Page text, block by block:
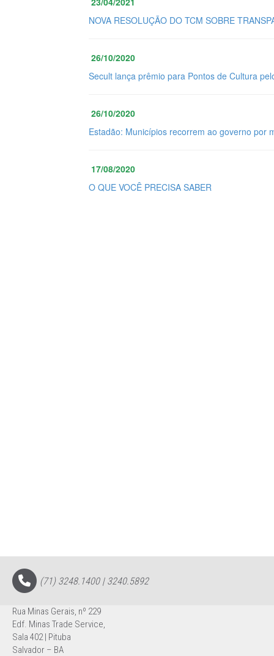
NOVA RESOLUÇÃO DO TCM SOBRE
26/10/2020
Secult lança prêmio para Pontos de Cultura
26/10/2020
Estadão: Municípios recorrem ao governo por
17/08/2020
O QUE VOCÊ PRECISA SABER
(71) 3248.1400 | 3240.5892
Rua Minas Gerais, nº 229
Edf. Minas Trade Service,
Sala 402 | Pituba
Salvador – BA